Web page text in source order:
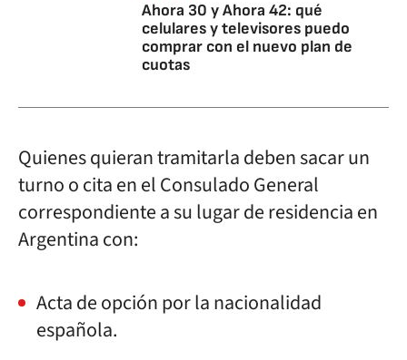
Ahora 30 y Ahora 42: qué
celulares y televisores puedo
comprar con el nuevo plan de
cuotas
Quienes quieran tramitarla deben sacar un
turno o cita en el Consulado General
correspondiente a su lugar de residencia en
Argentina con:
Acta de opción por la nacionalidad
española.